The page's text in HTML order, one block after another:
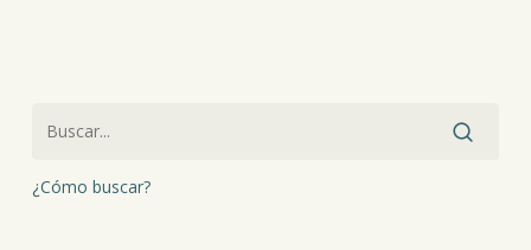
¿Cómo buscar?